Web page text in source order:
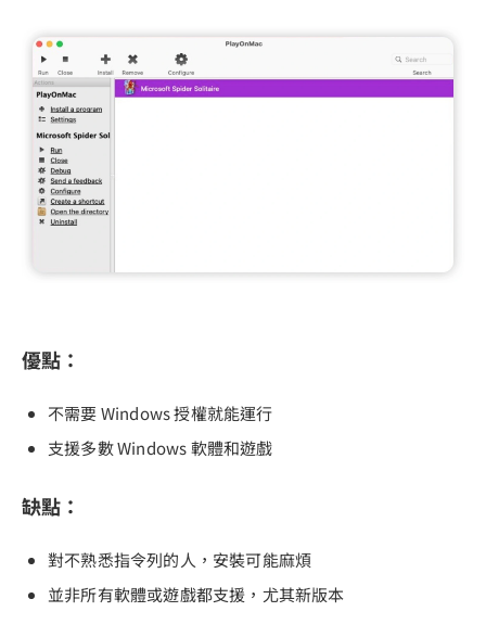
優點：
不需要 Windows 授權就能運行
支援多數 Windows 軟體和遊戲
缺點：
對不熟悉指令列的人，安裝可能麻煩
並非所有軟體或遊戲都支援，尤其新版本